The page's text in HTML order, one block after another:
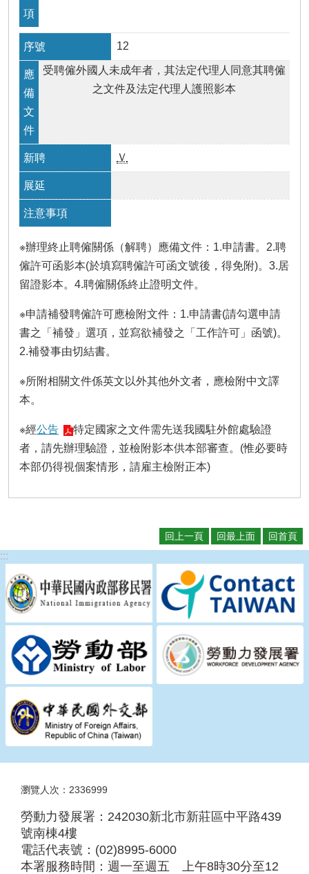
12
受聘僱外國人未成年者，其法定代理人同意其聘僱
之文件及法定代理人護照影本
Ｖ
※辦理終止聘僱關係（解聘）應備文件：1.申請書。2.聘
僱許可函影本(於填寫聘僱許可函文號後，得免附)。3.居
留證影本。4.聘僱關係終止證明文件。
※申請補發聘僱許可應檢附文件：1.申請書(請勾選申請
書之「補發」選項，並寫欲補發之「工作許可」函號)。
2.補發事由切結書。
※所附相關文件係英文以外其他外文者，應檢附中文譯
本。
※經公告
特定國家之文件需先送我國駐外館處驗證
者，請先辦理驗證，並檢附影本供本部審查。(惟必要時
本部仍得視個案情形，請雇主檢附正本)
回上一頁 回最上面 回首頁
:::
瀏覽人次：2336999
勞動力發展署：242030新北市新莊區中平路439
號南棟4樓
電話代表號：(02)8995-6000
本署服務時間：週一至週五 上午8時30分至12